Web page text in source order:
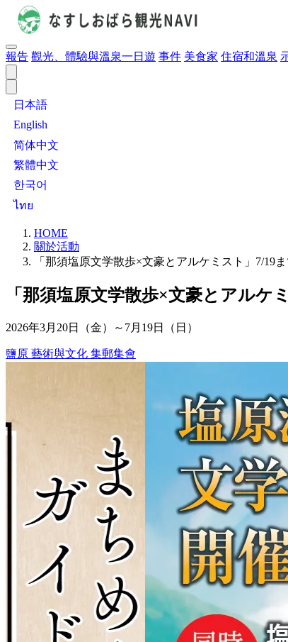
報告 觀光、體驗與溫泉一日遊 事件 美食家 住宿和溫泉
日本語
English
简体中文
繁體中文
한국어
ไทย
HOME
關於活動
「那須塩原文学散歩×文豪とアルケミスト」7/19
「那須塩原文学散歩×文豪とアルケ
2026年3月20日（金）～7月19日（日）
鹽原 藝術與文化 集郵集會